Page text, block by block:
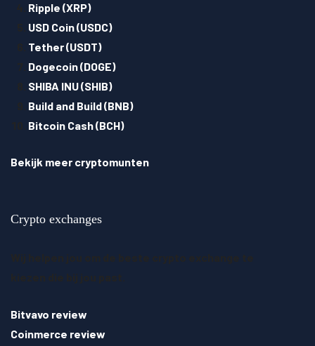
Ripple (XRP)
USD Coin (USDC)
Tether (USDT)
Dogecoin (DOGE)
SHIBA INU (SHIB)
Build and Build (BNB)
Bitcoin Cash (BCH)
Bekijk meer cryptomunten
Crypto exchanges
Bitvavo review
Coinmerce review